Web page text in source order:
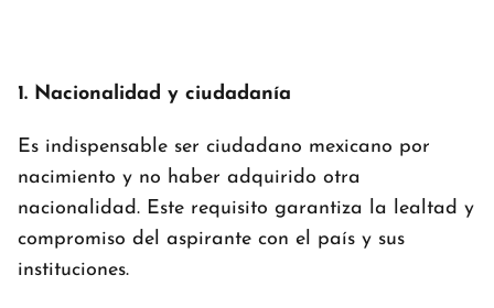
1. Nacionalidad y ciudadanía
Es indispensable ser ciudadano mexicano por
nacimiento y no haber adquirido otra
nacionalidad. Este requisito garantiza la lealtad y
compromiso del aspirante con el país y sus
instituciones.